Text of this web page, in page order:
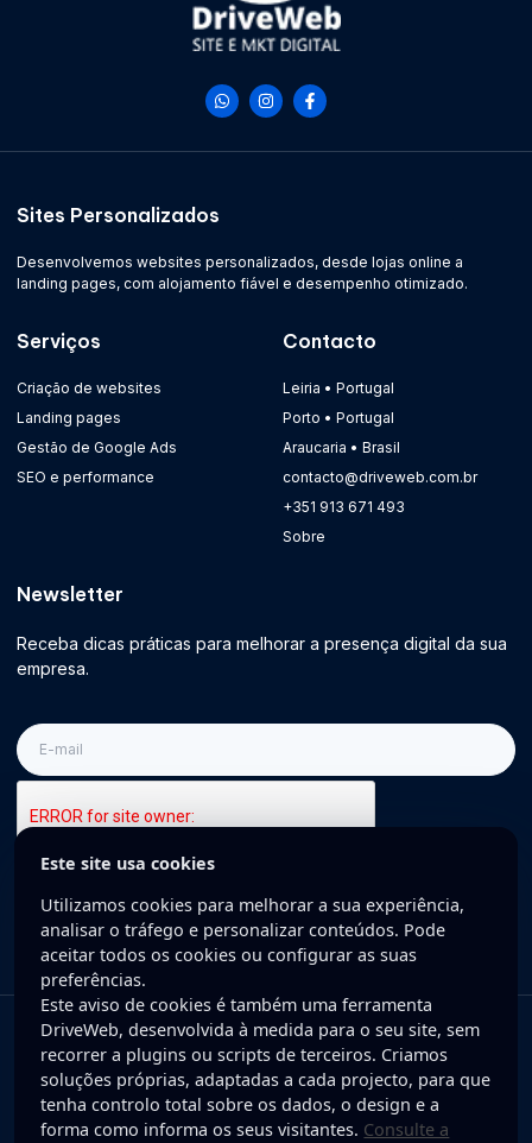
Sites Personalizados
Desenvolvemos websites personalizados, desde lojas online a
landing pages, com alojamento fiável e desempenho otimizado.
Serviços
Criação de websites
Landing pages
Gestão de Google Ads
SEO e performance
Contacto
Leiria • Portugal
Porto • Portugal
Araucaria • Brasil
contacto@driveweb.com.br
+351 913 671 493
Sobre
Newsletter
Receba dicas práticas para melhorar a presença digital da sua
empresa.
E-
mail
Inscreva-se
Copyright © 2025 DriveWeb. Todos os direitos reservados. Desenvolvido
por DriveWeb.
Política de Privacidade
Este site usa cookies
Utilizamos cookies para melhorar a sua experiência,
analisar o tráfego e personalizar conteúdos. Pode
aceitar todos os cookies ou configurar as suas
preferências.
Este aviso de cookies é também uma ferramenta
DriveWeb, desenvolvida à medida para o seu site, sem
recorrer a plugins ou scripts de terceiros. Criamos
soluções próprias, adaptadas a cada projecto, para que
tenha controlo total sobre os dados, o design e a
forma como informa os seus visitantes. Consulte a